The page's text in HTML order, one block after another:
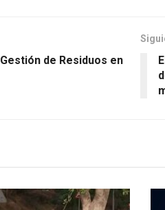
de Residuos en